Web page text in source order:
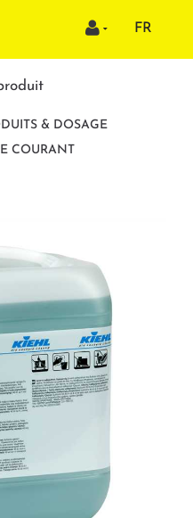
FR
& DOSAGE
COURANT